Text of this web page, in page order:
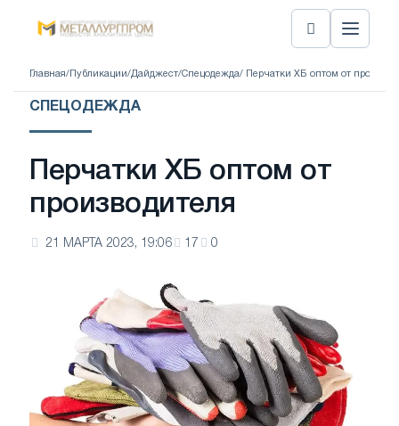
Главная/ Публикации/Дайджест/Спецодежда/ Перчатки ХБ оптом от
СПЕЦОДЕЖДА
Перчатки ХБ оптом от
производителя
21 МАРТА 2023, 19:06 17 0